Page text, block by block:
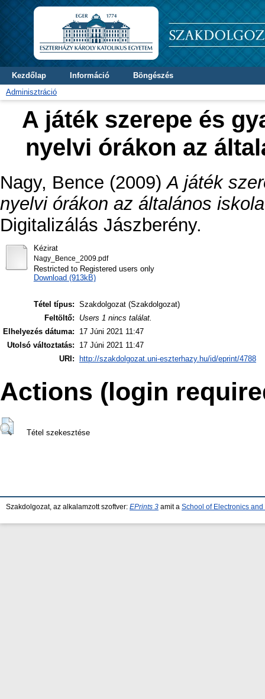
Kezdőlap Információ
Böngészés
Adminisztráció
A játék szerepe és
nyelvi órákon az
Nagy, Bence (2009)A játék
nyelvi órákon az általános
Digitalizálás Jászberény.
Kézirat
Nagy_Bence_2009.pdf
Restricted to Registered users only
Download (913kB)
Tétel típus: Szakdolgozat (Szakdolgozat)
Feltöltő:
Users 1 nincs találat.
Elhelyezés dátuma:
17 Júni 2021 11:47
Utolsó változtatás:
17 Júni 2021 11:47
URI:
http://szakdolgozat.uni-eszterhazy.hu/id/eprint/4788
Actions (login
Tétel szekesztése
Szakdolgozat, az alkalamzott szoftver: EPrints 3 amit a School of Electronics